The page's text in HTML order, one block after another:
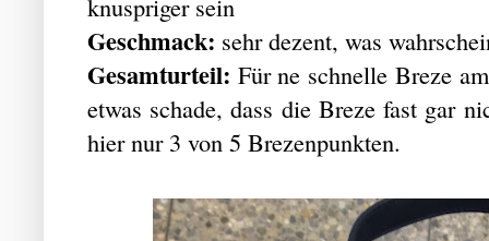
Geschmack: sehr dezent, was
Gesamturteil: Für ne schnelle Breze
etwas schade, dass die Breze fast gar
hier nur 3 von 5 Brezenpunkten.